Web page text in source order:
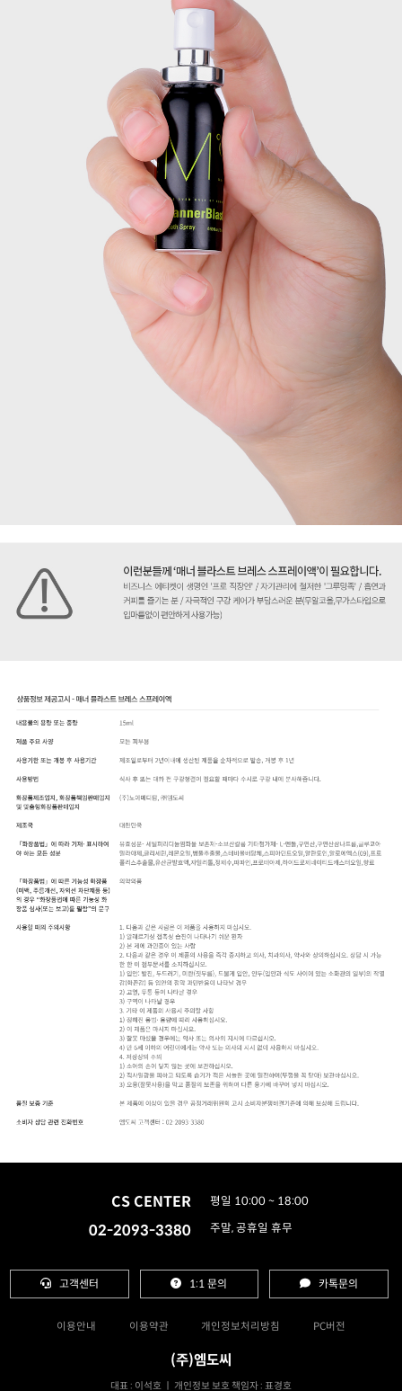
CS CENTER
02-2093-3380
평일 10:00 ~ 18:00
주말, 공휴일 휴무
고객센터 1:1 문의 카톡문의
이용안내 이용약관 개인정보처리방침 PC버전
(주)엠도씨
대표 : 이석호 ㅣ 개인정보 보호 책임자 : 표경호